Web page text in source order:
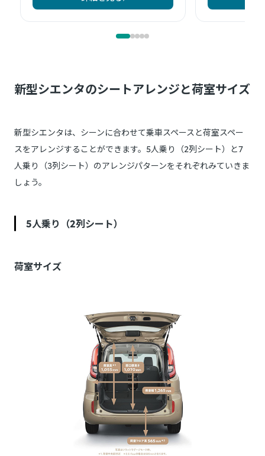
新型シエンタのシートアレンジと荷室サイズ
新型シエンタは、シーンに合わせて乗車スペースと荷室スペー
スをアレンジすることができます。5人乗り（2列シート）と7
人乗り（3列シート）のアレンジパターンをそれぞれみていきま
しょう。
5人乗り（2列シート）
荷室サイズ